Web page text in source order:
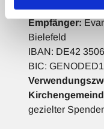
Bank für Kirche
Empfänger:
Bielefeld
IBAN: DE42
BIC:
gezielter